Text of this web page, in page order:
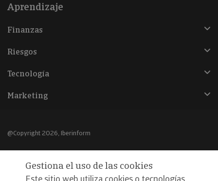
Aprendizaje
Finanzas
Riesgos
Tecnología
Marketing
@Copyright 2026, Iberinform
Gestiona el uso de las cookies
Este sitio web utiliza cookies o tecnologías